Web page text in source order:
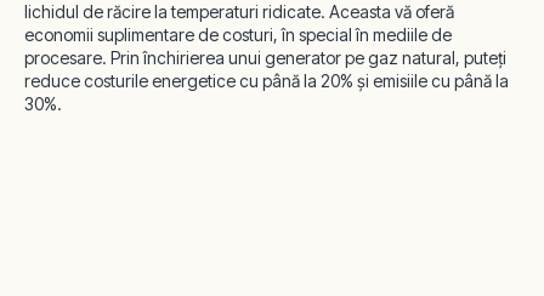
lichidul de răcire la temperaturi ridicate. Aceasta vă oferă
economii suplimentare de costuri, în special în mediile de
procesare. Prin închirierea unui generator pe gaz natural, puteți
reduce costurile energetice cu până la 20% și emisiile cu până la
30%.